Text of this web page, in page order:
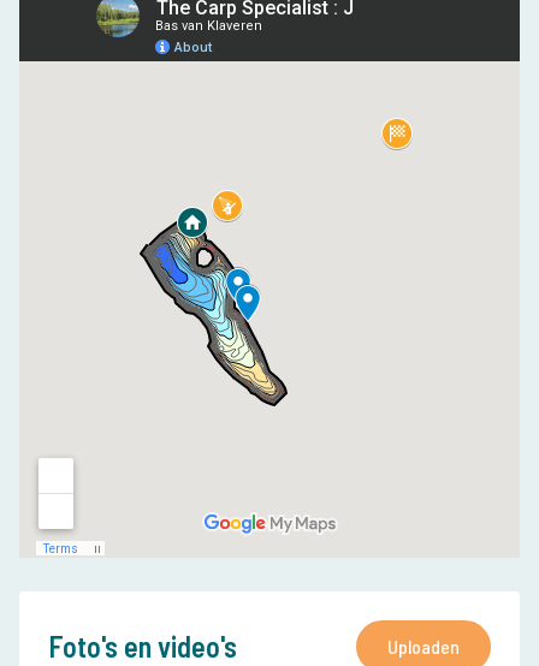
Foto's en video's Uploaden